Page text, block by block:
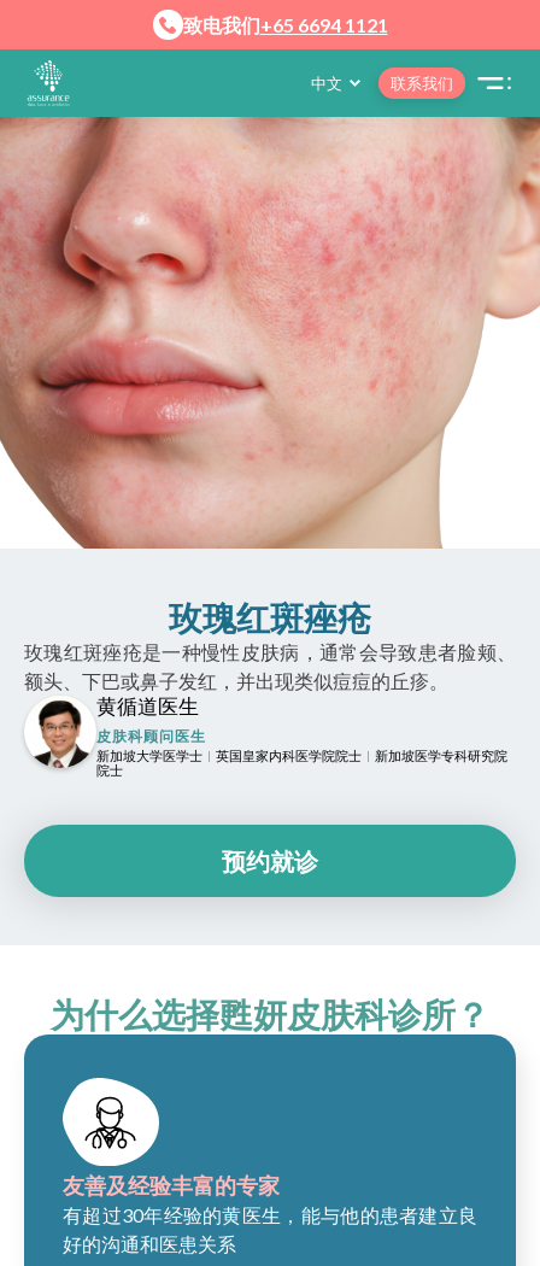
致电我们+65 6694 1121
中文 联系我们
玫瑰红斑痤疮
玫瑰红斑痤疮是一种慢性皮肤病，通常会导致患者脸颊、
额头、下巴或鼻子发红，并出现类似痘痘的丘疹。
黄循道医生
皮肤科顾问医生
新加坡大学医学士 英国皇家内科医学院院士
新加坡医学专科研究院
院士
预约就诊
为什么选择甦妍皮肤科诊所？
友善及经验丰富的专家
有超过30年经验的黄医生，能与他的患者建立良
好的沟通和医患关系